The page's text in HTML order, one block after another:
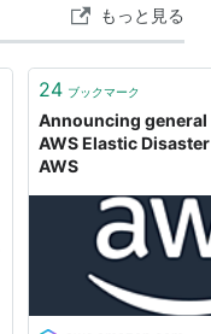
もっと見る
24 ブックマーク
Announcing
AWS Elastic
AWS